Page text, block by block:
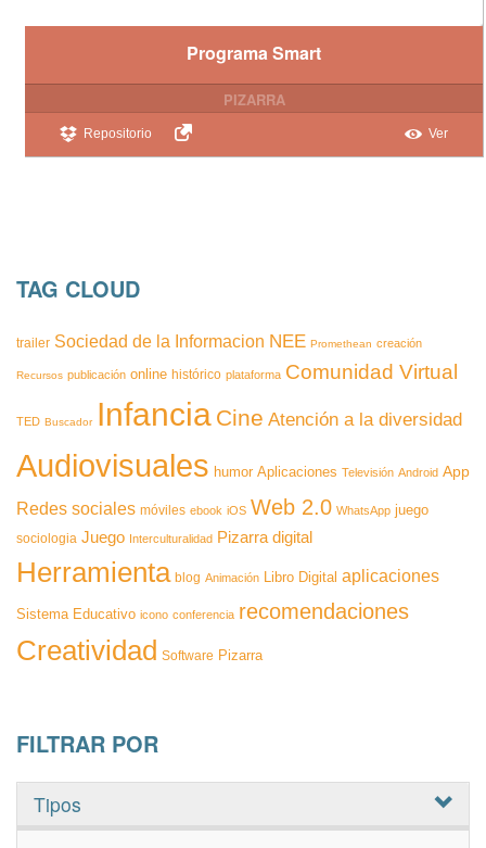
Programa Smart
PIZARRA
Repositorio Ver
TAG CLOUD
trailer Sociedad de la Informacion NEE Promethean creación
Recursos publicación online histórico plataforma Comunidad Virtual
TED Buscador Infancia Cine Atención a la diversidad
Audiovisuales humor Aplicaciones Televisión Android App
Redes sociales móviles ebook iOS Web 2.0 WhatsApp juego
sociologia Juego Interculturalidad Pizarra digital
Herramienta blog Animación Libro Digital aplicaciones
Sistema Educativo icono conferencia recomendaciones
Creatividad Software Pizarra
FILTRAR POR
Tipos